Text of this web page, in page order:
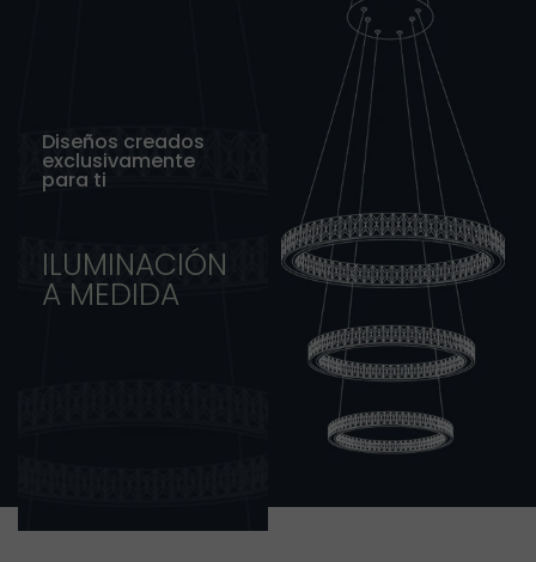
Diseños creados
exclusivamente
para ti
ILUMINACIÓN
A MEDIDA